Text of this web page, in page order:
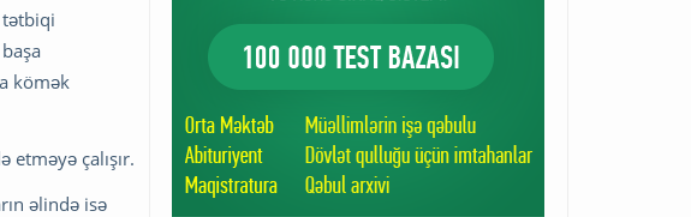
kömək
çalışır.
əlində isə